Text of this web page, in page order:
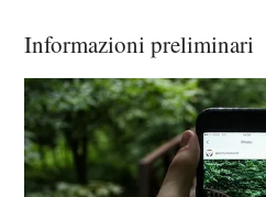
Informazioni preliminari